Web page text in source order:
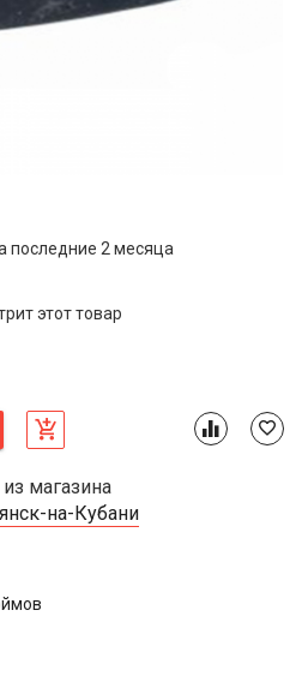
последние 2 месяца
этот товар
из магазина
на-Кубани